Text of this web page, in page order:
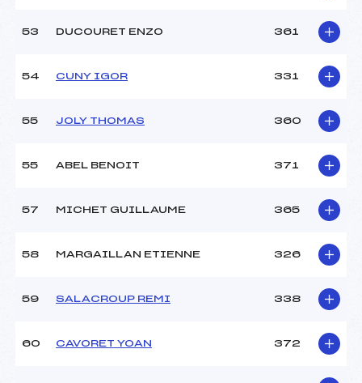
53 DUCOURET ENZO 361
54 CUNY IGOR 331
55 JOLY THOMAS 360
55 ABEL BENOIT 371
57 MICHET GUILLAUME 365
58 MARGAILLAN ETIENNE 326
59 SALACROUP REMI 338
60 CAVORET YOAN 372